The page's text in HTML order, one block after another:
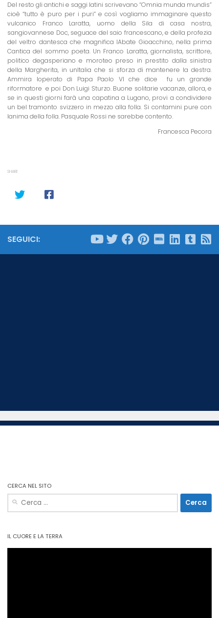
Del resto gli antichi e saggi latini scrivevano “Omnia munda mundis”
cioè “tutto è puro per i puri” e così vogliamo immaginare questo
vulcanico Franco Laratta, uomo della Sila di casa nostra,
sangiovannese Doc, seguace del saio francescano, e della profezia
del veltro dantesca che magnifica lAbate Gioacchino, nella prima
Cantica del sommo poeta. Un Franco Laratta, giornalista, scrittore,
politico degasperiano e moroteo preso in prestito dalla sinistra
della Margherita, in unItalia che si sforza di mantenere la destra.
Ammira loperato di Papa Paolo VI che dice  fu un grande
riformatore  e poi Don Luigi Sturzo. Buone solitarie vacanze, allora, e
se in questi giorni farà una capatina a Lugano, provi a condividere
un bel tramonto svizzero in mezzo alla folla. Si contamini pure con
lanima della folla. Pasquale Rossi ne sarebbe contento.
Francesca Pecora
SHARE
SEGUICI:
CERCA NEL SITO
Ricerca
per:
IL CUORE E LA TERRA